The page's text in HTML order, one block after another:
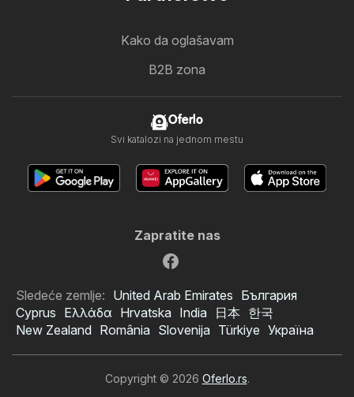
Kako da oglašavam
B2B zona
Oferlo
Svi katalozi na jednom mestu
Zapratite nas
Sledeće zemlje: United Arab Emirates България
Cyprus Ελλάδα Hrvatska India 日本 한국
New Zealand România Slovenija Türkiye Україна
Copyright © 2026 Oferlo.rs.